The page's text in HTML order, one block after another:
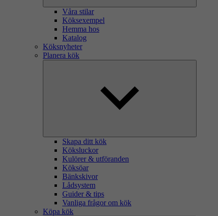
Våra stilar
Köksexempel
Hemma hos
Katalog
Köksnyheter
Planera kök
Skapa ditt kök
Köksluckor
Kulörer & utföranden
Köksöar
Bänkskivor
Lådsystem
Guider & tips
Vanliga frågor om kök
Köpa kök